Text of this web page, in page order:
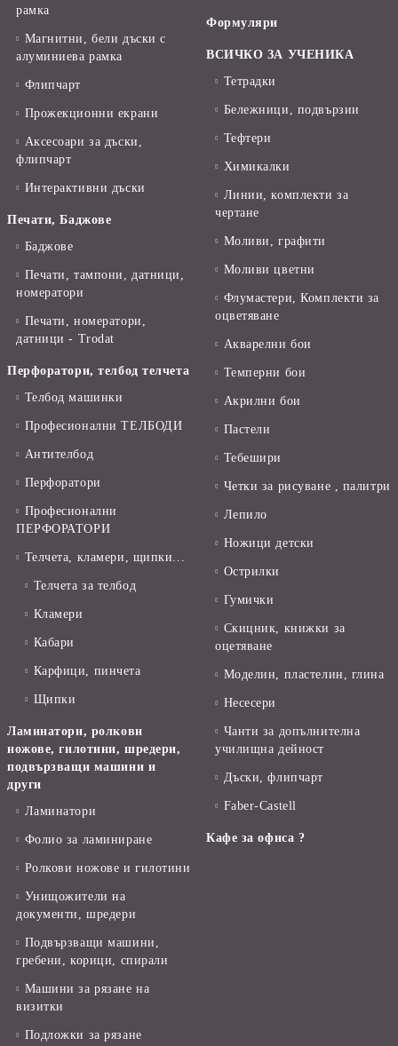
рамка
Магнитни, бели дъски с
алуминиева рамка
Флипчарт
Прожекционни екрани
Аксесоари за дъски,
флипчарт
Интерактивни дъски
Печати, Баджове
Баджове
Печати, тампони, датници,
номератори
Печати, номератори,
датници - Trodat
Перфоратори, телбод телчета
Телбод машинки
Професионални ТЕЛБОДИ
Антителбод
Перфоратори
Професионални
ПЕРФОРАТОРИ
Телчета, кламери, щипки...
Телчета за телбод
Кламери
Кабари
Карфици, пинчета
Щипки
Ламинатори, ролкови
ножове, гилотини, шредери,
подвързващи машини и
други
Ламинатори
Фолио за ламиниране
Ролкови ножове и гилотини
Унищожители на
документи, шредери
Подвързващи машини,
гребени, корици, спирали
Машини за рязане на
визитки
Подложки за рязане
Формуляри
ВСИЧКО ЗА УЧЕНИКА
Тетрадки
Бележници, подвързии
Тефтери
Химикалки
Линии, комплекти за
чертане
Моливи, графити
Моливи цветни
Флумастери, Комплекти за
оцветяване
Акварелни бои
Темперни бои
Акрилни бои
Пастели
Тебешири
Четки за рисуване , палитри
Лепило
Ножици детски
Острилки
Гумички
Скицник, книжки за
оцетяване
Моделин, пластелин, глина
Несесери
Чанти за допълнителна
училищна дейност
Дъски, флипчарт
Faber-Castell
Кафе за офиса ?